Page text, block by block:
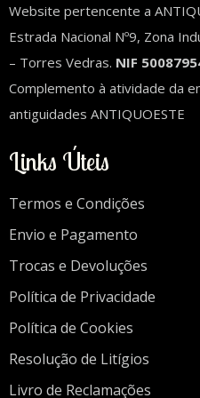
Website pertencente a
Estrada Nacional Nº9, Zona
– Torres Vedras. NIF
Complemento à atividade da
antiguidades ANTIQUOESTE
Links Úteis
Termos e Condições
Envio e Pagamento
Trocas e Devoluções
Política de Privacidade
Política de Cookies
Resolução de Litígios
Livro de Reclamações